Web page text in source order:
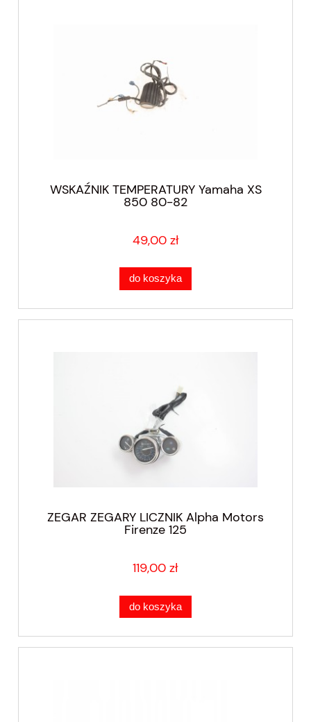
WSKAŹNIK TEMPERATURY Yamaha XS
850 80-82
49,00 zł
do koszyka
ZEGAR ZEGARY LICZNIK Alpha Motors
Firenze 125
119,00 zł
do koszyka